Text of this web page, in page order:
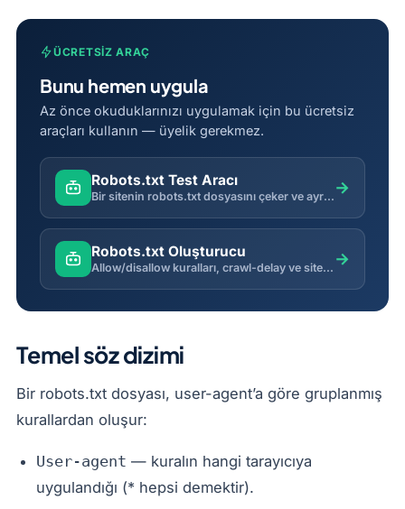
ÜCRETSIZ ARAÇ
Bunu hemen uygula
Az önce okuduklarınızı uygulamak için bu ücretsiz
araçları kullanın — üyelik gerekmez.
Robots.txt Test Aracı
Bir sitenin robots.txt dosyasını çeker ve ayrıştırır; kullanıcı-ajanı kurallarını ve sitemap bildirimlerini listeler. →
Robots.txt Oluşturucu
Allow/disallow kuralları, crawl-delay ve sitemap referansı ile geçerli bir robots.txt oluşturur. →
Temel söz dizimi
Bir robots.txt dosyası, user-agent’a göre gruplanmış
kurallardan oluşur:
User-agent — kuralın hangi tarayıcıya
uygulandığı (* hepsi demektir).